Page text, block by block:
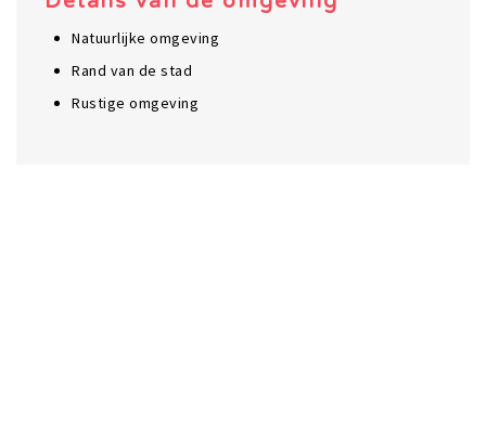
Natuurlijke omgeving
Rand van de stad
Rustige omgeving